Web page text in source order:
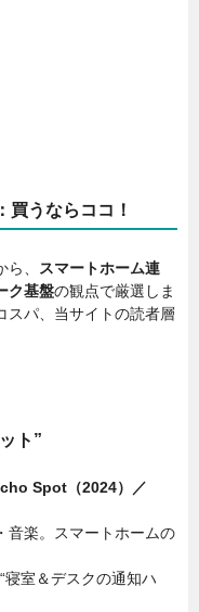
買うならココ！
、
スマートホーム連
ク基盤の観点で厳選しま
スパ、当サイトの読者層
ト”
Spot（2024）／
音楽。スマートホームの
寝室＆デスクの通知ハ